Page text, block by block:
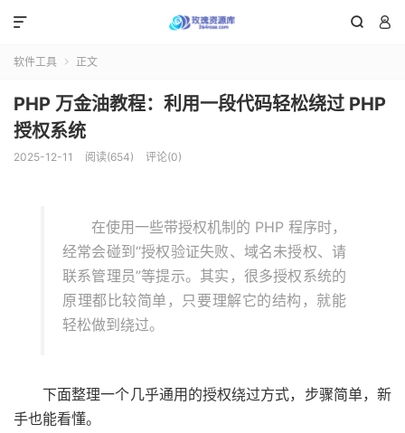
 

软件工具  正文
PHP 万金油教程：利用一段代码轻松绕过 PHP
授权系统
2025-12-11 阅读(654) 评论(0)
在使用一些带授权机制的 PHP 程序时，
经常会碰到“授权验证失败、域名未授权、请
联系管理员”等提示。其实，很多授权系统的
原理都比较简单，只要理解它的结构，就能
轻松做到绕过。
下面整理一个几乎通用的授权绕过方式，步骤简单，新
手也能看懂。